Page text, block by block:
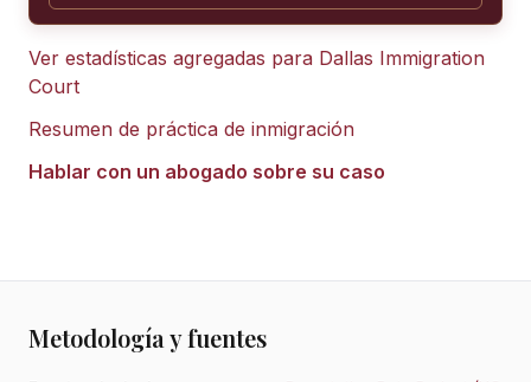
Ver estadísticas agregadas para Dallas Immigration
Court
Resumen de práctica de inmigración
Hablar con un abogado sobre su caso
Metodología y fuentes